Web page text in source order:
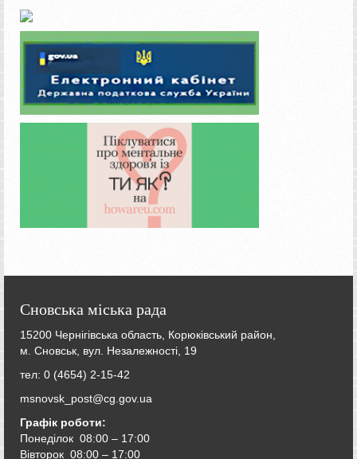
Сновська міська рада
15200 Чернігівська область, Корюківський район,
м. Сновськ, вул. Незалежності, 19
тел: 0 (4654) 2-15-42
msnovsk_post@cg.gov.ua
Графік роботи:
Понеділок 08:00 – 17:00
Вівторок 08:00 – 17:00